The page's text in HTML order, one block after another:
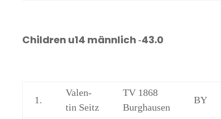
Child­ren u14 männ­lich ‑43.0
1.
Valen­
tin Seitz
TV 1868
Burghausen
BY